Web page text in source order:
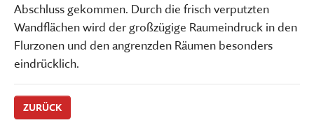
Abschluss gekommen. Durch die frisch verputzten
Wandflächen wird der großzügige Raumeindruck in den
Flurzonen und den angrenzden Räumen besonders
eindrücklich.
ZURÜCK